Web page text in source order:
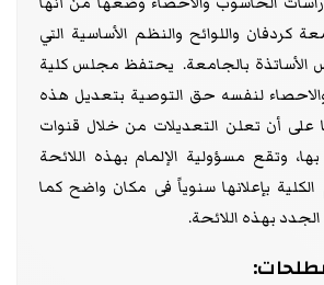
كردفان واللوائح والنظم الأساسية التي
بالجامعة. يحتفظ مجلس كلية
لنفسه حق التوصية بتعديل هذه
على أن تعلن التعديلات من خلال قنوات
وتقع مسؤولية الإلمام بهذه اللائحة
بإعلانها سنوياً فى مكان واضح كما
بهذه اللائحة.